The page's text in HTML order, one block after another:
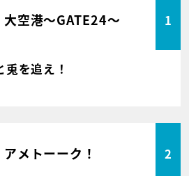
大空港～GATE24～ 1
を追え！
アメトーーク！ 2